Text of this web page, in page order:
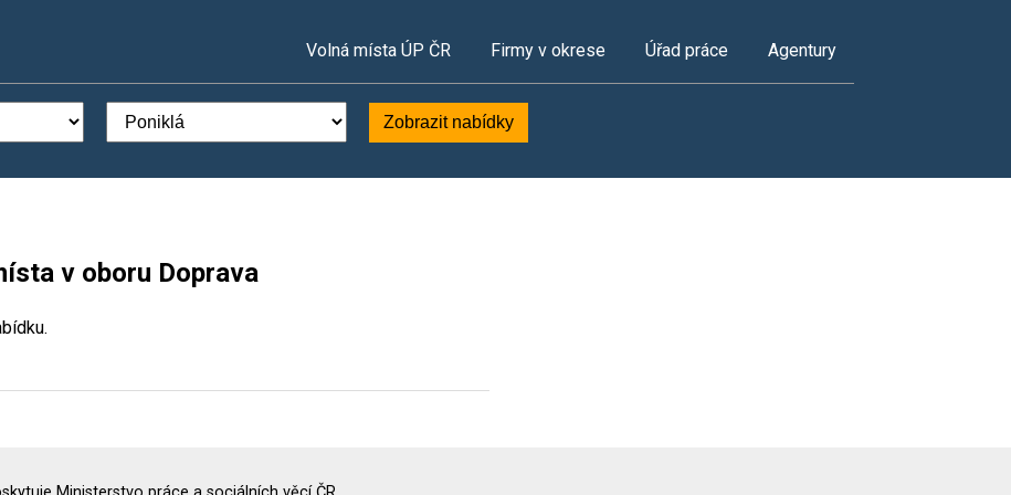
Volná místa ÚP ČR Firmy v okrese Úřad práce Agentury
Zobrazit nabídky
v oboru Doprava